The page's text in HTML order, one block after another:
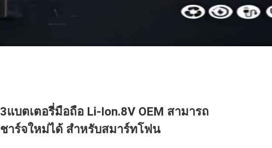
3แบตเตอรี่มือถือ Li-Ion.8V OEM สามารถ
ชาร์จใหม่ได้ สําหรับสมาร์ทโฟน